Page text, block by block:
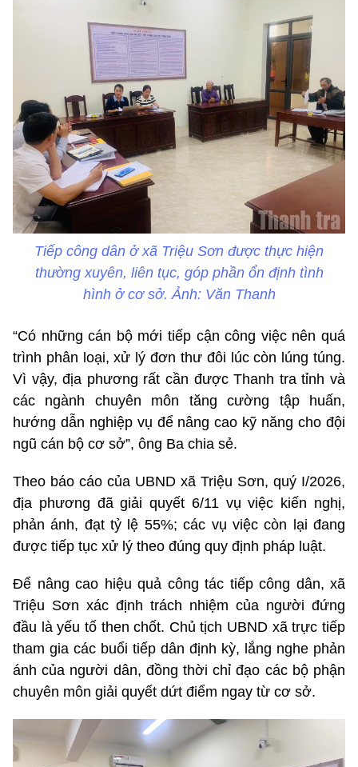
Tiếp công dân ở xã Triệu Sơn được thực hiện
thường xuyên, liên tục, góp phần ổn định tình
hình ở cơ sở. Ảnh: Văn Thanh
“Có những cán bộ mới tiếp cận công việc nên quá
trình phân loại, xử lý đơn thư đôi lúc còn lúng túng.
Vì vậy, địa phương rất cần được Thanh tra tỉnh và
các ngành chuyên môn tăng cường tập huấn,
hướng dẫn nghiệp vụ để nâng cao kỹ năng cho đội
ngũ cán bộ cơ sở”, ông Ba chia sẻ.
Theo báo cáo của UBND xã Triệu Sơn, quý I/2026,
địa phương đã giải quyết 6/11 vụ việc kiến nghị,
phản ánh, đạt tỷ lệ 55%; các vụ việc còn lại đang
được tiếp tục xử lý theo đúng quy định pháp luật.
Để nâng cao hiệu quả công tác tiếp công dân, xã
Triệu Sơn xác định trách nhiệm của người đứng
đầu là yếu tố then chốt. Chủ tịch UBND xã trực tiếp
tham gia các buổi tiếp dân định kỳ, lắng nghe phản
ánh của người dân, đồng thời chỉ đạo các bộ phận
chuyên môn giải quyết dứt điểm ngay từ cơ sở.